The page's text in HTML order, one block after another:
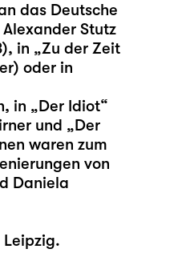
das Deutsche
Stutz
in „Zu der Zeit
oder in
in „Der Idiot“
und „Der
waren zum
von
Daniela